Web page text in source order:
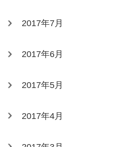
2017年7月
2017年6月
2017年5月
2017年4月